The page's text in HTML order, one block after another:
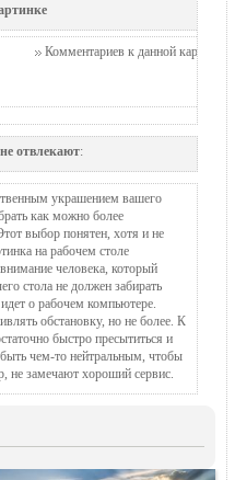
Комментариев к данной картинке
отвлекают:
украшением вашего
как можно более
выбор понятен, хотя и не
на рабочем столе
человека, который
стола не должен забирать
о рабочем компьютере.
обстановку, но не более. К
быстро пресытиться и
чем-то нейтральным, чтобы
не замечают хороший сервис.